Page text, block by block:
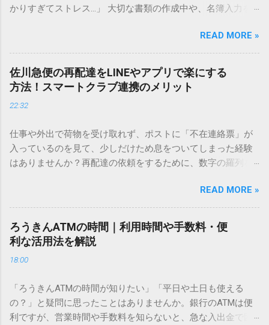
かりすぎてストレス…」 大切な書類の作成中や、名簿入力を
てしまいますよね。多くの人が「IMEパッド（手書き入力）」
を使いますが、実はマウスで一画ずつ書くのは非効率です
し、似た漢字が多すぎて結局見つからないことも少なくあり
ません。 そこで今回は、IMEパッドを使わずに、特定のコー
ドを打ち込むだけで一瞬で旧字や外字、特殊記号を呼び出す
「文字コード入力」のテクニックを詳しく解説します。 この
必要はありません。 1. なぜ「変換」しても旧字・外字が出て
こないのか？ そもそも、なぜ普通の変換で出てこない漢字が
あるのでしょうか。その理由は、パソコンが文字を認識する
は、JIS規格（日本産業規格）によって「第1水準」「第2水
準」といった形で整理されています。しかし、人名や地名に
使われる非常に古い漢字（旧字）や、特定の組織だけで作ら
れた「外字」は、この一般的な変換リストに含まれていない
ン上のすべての文字には、いわば「住所」のような番号が割
り振られています。変換候補に出ない文字でも、この住所
（コード）を直接指定すれば、確実に呼び出すことができる
READ MORE »
佐川急便の再配達をLINEやアプリで楽にする
方法！スマートクラブ連携のメリット
22:32
仕事や外出で荷物を受け取れず、ポストに「不在連絡票」が
入っているのを見て、少しだけため息をついてしまった経験
はありませんか？再配達の依頼をするために、数字の羅列を
ことに申し訳なさを感じたりすることもあるかもしれませ
ん。 「もっとスムーズに、自分のタイミングで受け取りた
い」 「わざわざ電話をかけずに、スマホ一つで完結させた
い」 そんな願いを叶えてくれるのが、佐川急便の会員制サー
ビス「スマートクラブ」と、LINEや公式アプリの連携です。
これらを活用するだけで、再配達のストレスは驚くほど軽く
受け取り術と、連携による具体的なメリットを徹底解説しま
す。 佐川急便の再配達が劇的に変わる「スマートクラブ」と
は？ まず押さえておきたいのが、佐川急便の個人向け無料会
READ MORE »
ろうきんATMの時間｜利用時間や手数料・便
利な活用法を解説
18:00
「ろうきんATMの時間が知りたい」「平日や土日も使える
の？」と疑問に思ったことはありませんか。銀行のATMは便
利ですが、営業時間や手数料を知らないと、急な入出金で困